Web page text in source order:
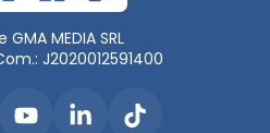
MEDIA SRL
J2020012591400